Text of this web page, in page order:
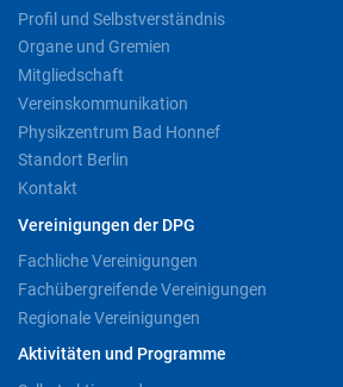
Profil und Selbstverständnis
Organe und Gremien
Mitgliedschaft
Vereinskommunikation
Physikzentrum Bad Honnef
Standort Berlin
Kontakt
Vereinigungen der DPG
Fachliche Vereinigungen
Fachübergreifende Vereinigungen
Regionale Vereinigungen
Aktivitäten und Programme